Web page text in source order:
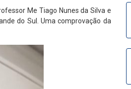
Me Tiago Nunes da Silva e
do Sul. Uma comprovação da